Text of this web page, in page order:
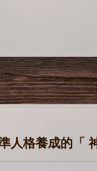
人格養成的「